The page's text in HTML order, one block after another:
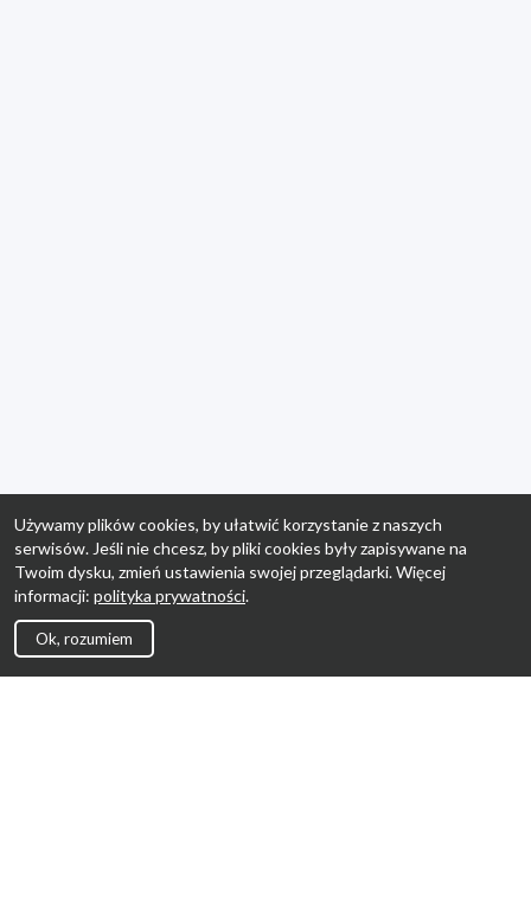
Używamy plików cookies, by ułatwić korzystanie z naszych
serwisów. Jeśli nie chcesz, by pliki cookies były zapisywane na
Twoim dysku, zmień ustawienia swojej przeglądarki. Więcej
informacji: polityka prywatności.
Ok, rozumiem